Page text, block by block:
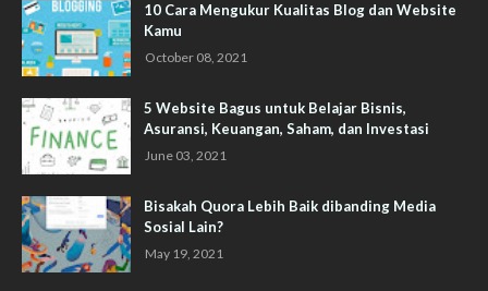
10 Cara Mengukur Kualitas Blog dan Website
Kamu
October 08, 2021
5 Website Bagus untuk Belajar Bisnis,
Asuransi, Keuangan, Saham, dan Investasi
June 03, 2021
Bisakah Quora Lebih Baik dibanding Media
Sosial Lain?
May 19, 2021